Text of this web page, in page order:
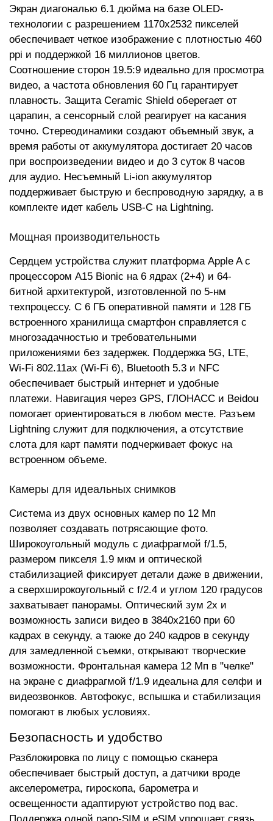
Экран диагональю 6.1 дюйма на базе OLED-
технологии с разрешением 1170x2532 пикселей
обеспечивает четкое изображение с плотностью 460
ppi и поддержкой 16 миллионов цветов.
Соотношение сторон 19.5:9 идеально для просмотра
видео, а частота обновления 60 Гц гарантирует
плавность. Защита Ceramic Shield оберегает от
царапин, а сенсорный слой реагирует на касания
точно. Стереодинамики создают объемный звук, а
время работы от аккумулятора достигает 20 часов
при воспроизведении видео и до 3 суток 8 часов
для аудио. Несъемный Li-ion аккумулятор
поддерживает быструю и беспроводную зарядку, а в
комплекте идет кабель USB-C на Lightning.
Мощная производительность
Сердцем устройства служит платформа Apple A с
процессором A15 Bionic на 6 ядрах (2+4) и 64-
битной архитектурой, изготовленной по 5-нм
техпроцессу. С 6 ГБ оперативной памяти и 128 ГБ
встроенного хранилища смартфон справляется с
многозадачностью и требовательными
приложениями без задержек. Поддержка 5G, LTE,
Wi-Fi 802.11ax (Wi-Fi 6), Bluetooth 5.3 и NFC
обеспечивает быстрый интернет и удобные
платежи. Навигация через GPS, ГЛОНАСС и Beidou
помогает ориентироваться в любом месте. Разъем
Lightning служит для подключения, а отсутствие
слота для карт памяти подчеркивает фокус на
встроенном объеме.
Камеры для идеальных снимков
Система из двух основных камер по 12 Мп
позволяет создавать потрясающие фото.
Широкоугольный модуль с диафрагмой f/1.5,
размером пикселя 1.9 мкм и оптической
стабилизацией фиксирует детали даже в движении,
а сверхширокоугольный с f/2.4 и углом 120 градусов
захватывает панорамы. Оптический зум 2x и
возможность записи видео в 3840x2160 при 60
кадрах в секунду, а также до 240 кадров в секунду
для замедленной съемки, открывают творческие
возможности. Фронтальная камера 12 Мп в "челке"
на экране с диафрагмой f/1.9 идеальна для селфи и
видеозвонков. Автофокус, вспышка и стабилизация
помогают в любых условиях.
Безопасность и удобство
Разблокировка по лицу с помощью сканера
обеспечивает быстрый доступ, а датчики вроде
акселерометра, гироскопа, барометра и
освещенности адаптируют устройство под вас.